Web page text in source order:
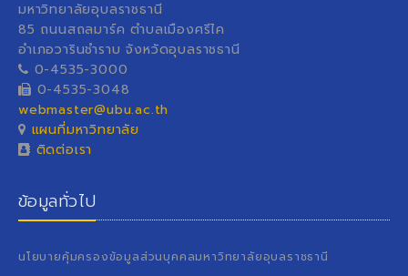
มหาวิทยาลัยอุบลราชธานี
85 ถนนสถลมาร์ค ตำบลเมืองศรีไค
อำเภอวารินชำราบ จังหวัดอุบลราชธานี
0-4535-3000
0-4535-3048
webmaster@ubu.ac.th
แผนที่มหาวิทยาลัย
ติดต่อเรา
ข้อมูลทั่วไป
นโยบายคุ้มครองข้อมูลส่วนบุคคลมหาวิทยาลัยอุบลราชธานี